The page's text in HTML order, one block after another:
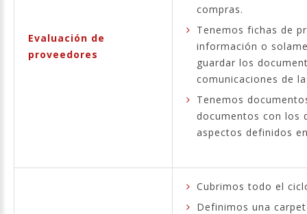
Evaluación de
proveedores
compras.
Tenemos fichas de
información o
guardar los
comunicaciones de
Tenemos
documentos con los
aspectos definidos
Cubrimos todo el
Definimos una